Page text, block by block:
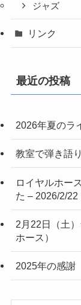
ジャズ
リンク
最近の投稿
2026年夏のラ
教室で弾き語
ロイヤルホー
た – 2026/2/22
2月22日（土
ホース）
2025年の感謝